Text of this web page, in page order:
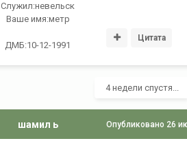
Служил:невельск
Ваше имя:метр
ДМБ:10-12-1991
Цитата
4 недели спустя...
шамил ь Опубликовано 26